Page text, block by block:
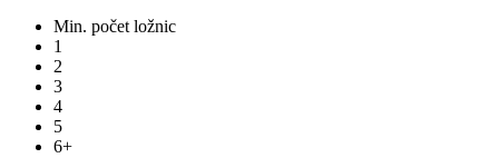
Min. počet ložnic
1
2
3
4
5
6+